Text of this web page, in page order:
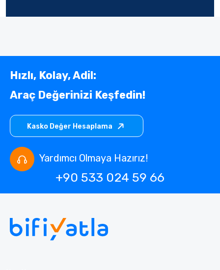
Hızlı, Kolay, Adil:
Araç Değerinizi Keşfedin!
Kasko Değer Hesaplama
Yardımcı Olmaya Hazırız!
+90 533 024 59 66